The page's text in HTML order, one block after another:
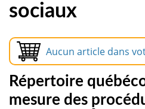
sociaux
Aucun article dans
Répertoire
mesure des